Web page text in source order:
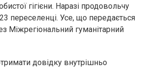
гігієни. Наразі продовольчу
переселенці. Усе, що передається
Міжрегіональний гуманітарний
довідку внутрішньо